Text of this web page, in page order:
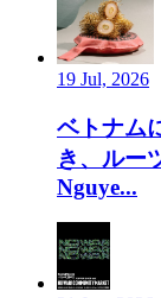
19 Jul, 2026
ベトナム
き、ルー
Nguye...